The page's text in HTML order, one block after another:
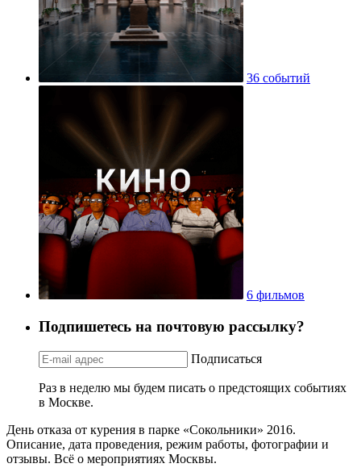
36 событий
6 фильмов
Подпишетесь на почтовую рассылку?
Подписаться
Раз в неделю мы будем писать о предстоящих событиях
в Москве.
День отказа от курения в парке «Сокольники» 2016.
Описание, дата проведения, режим работы, фотографии и
отзывы. Всё о мероприятиях Москвы.